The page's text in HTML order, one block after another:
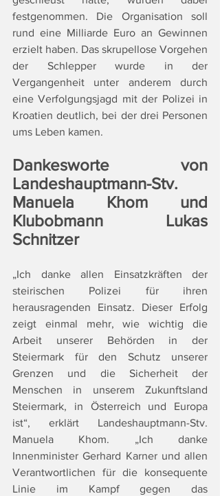
festgenommen. Die Organisation soll
rund eine Milliarde Euro an Gewinnen
erzielt haben. Das skrupellose Vorgehen
der Schlepper wurde in der
Vergangenheit unter anderem durch
eine Verfolgungsjagd mit der Polizei in
Kroatien deutlich, bei der drei Personen
ums Leben kamen.
Dankesworte von
Landeshauptmann-Stv.
Manuela Khom und
Klubobmann Lukas
Schnitzer
„Ich danke allen Einsatzkräften der
steirischen Polizei für ihren
herausragenden Einsatz. Dieser Erfolg
zeigt einmal mehr, wie wichtig die
Arbeit unserer Behörden in der
Steiermark für den Schutz unserer
Grenzen und die Sicherheit der
Menschen in unserem Zukunftsland
Steiermark, in Österreich und Europa
ist“, erklärt Landeshauptmann-Stv.
Manuela Khom. „Ich danke
Innenminister Gerhard Karner und allen
Verantwortlichen für die konsequente
Linie im Kampf gegen das